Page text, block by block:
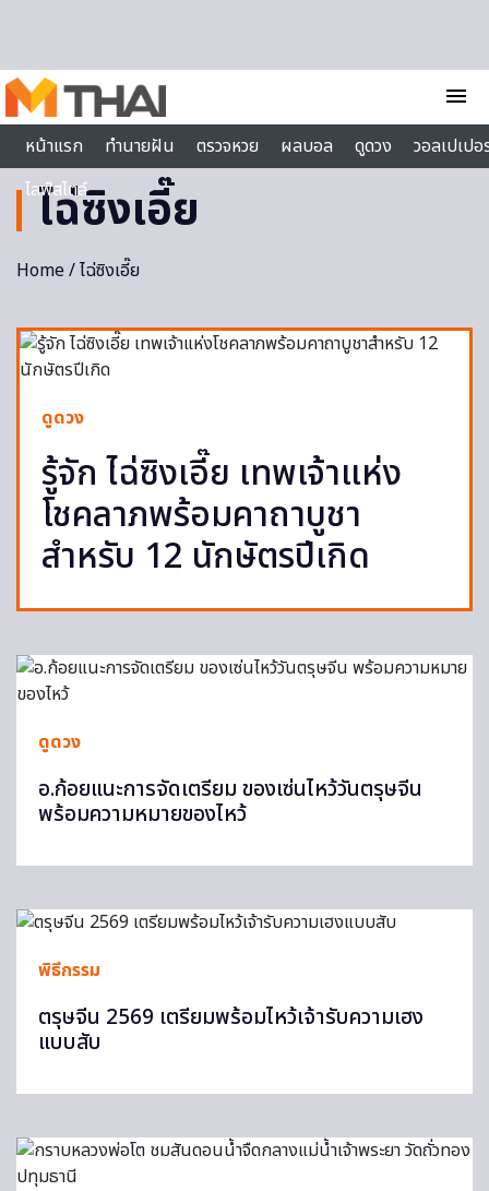
menu
หน้าแรก
ทำนายฝัน ตรวจหวย ผลบอล ดูดวง
วอลเปเป
ไลฟ์สไตล์
ไฉ่ซิงเอี๊ย
Home/ ไฉ่ซิงเอี๊ย
ดูดวง
รู้จัก ไฉ่ซิงเอี๊ย เทพเจ้าแห่ง
โชคลาภพร้อมคาถาบูชา
สำหรับ 12 นักษัตรปีเกิด
ดูดวง
อ.ก้อยแนะการจัดเตรียม ของเซ่นไหว้วันตรุษจีน
พร้อมความหมายของไหว้
พิธีกรรม
ตรุษจีน 2569 เตรียมพร้อมไหว้เจ้ารับความเฮง
แบบสับ